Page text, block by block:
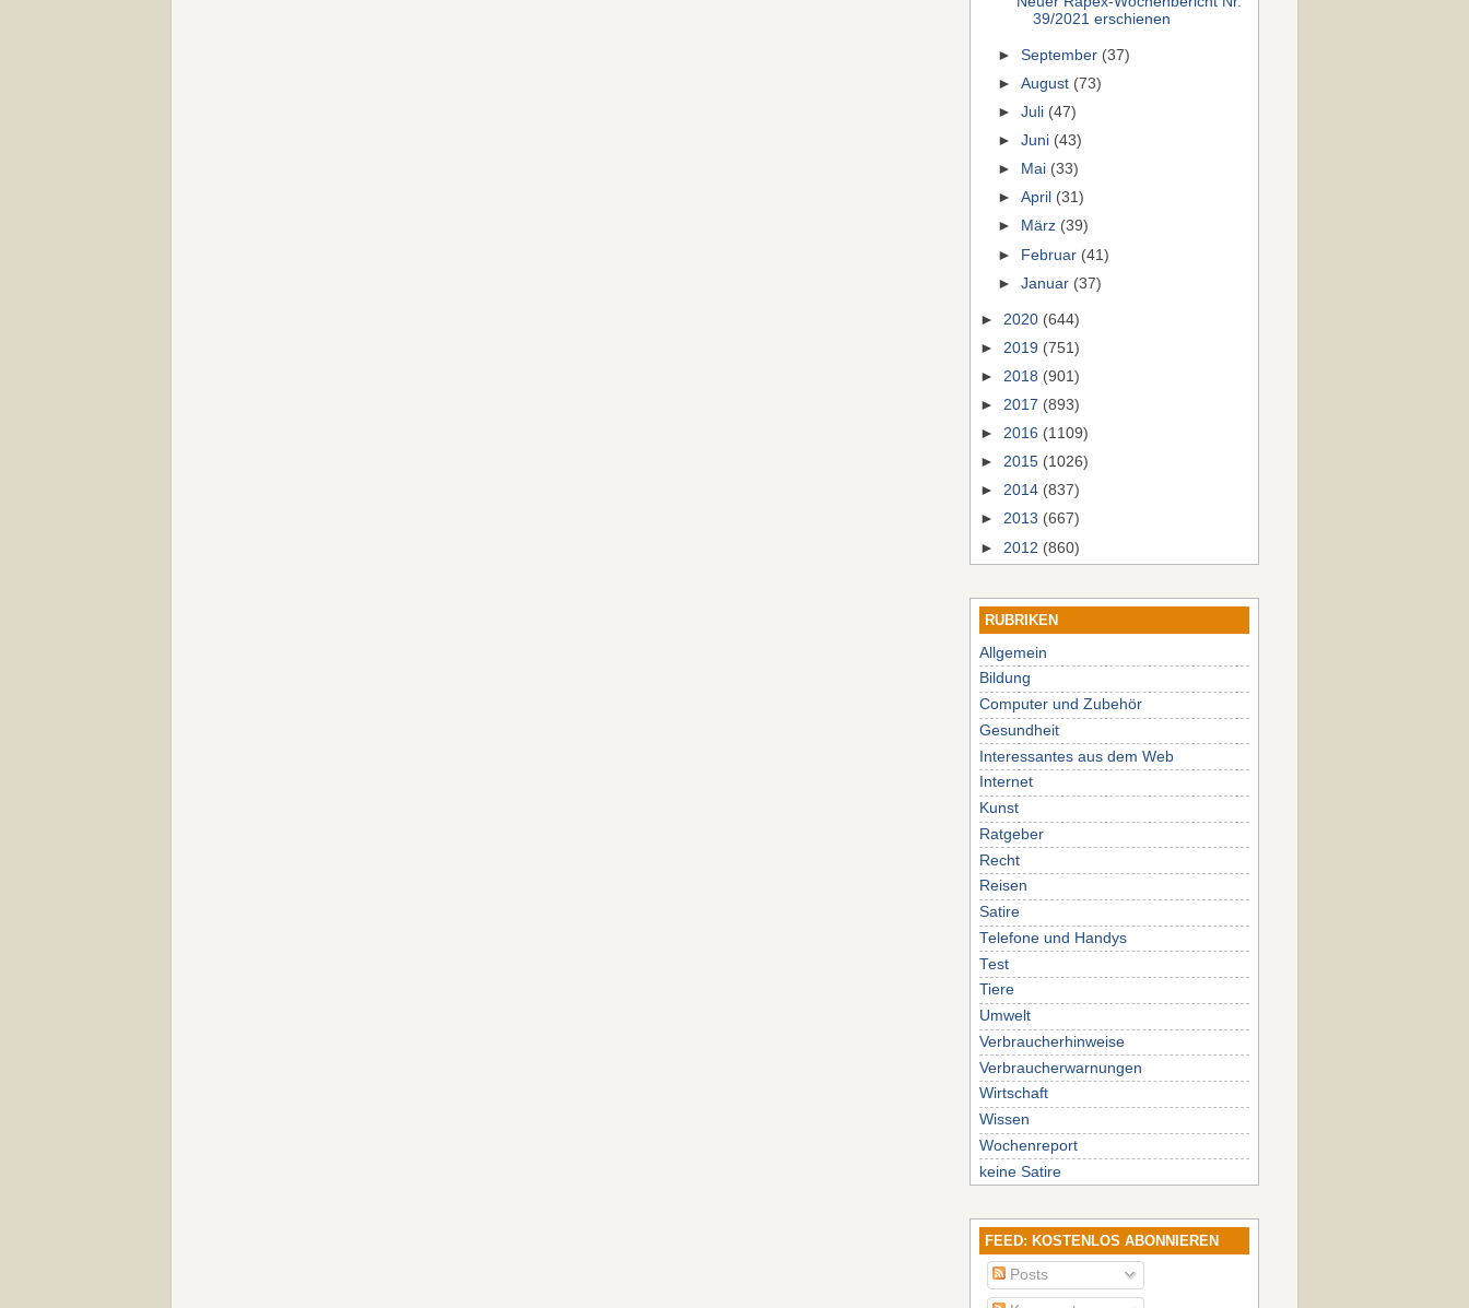
39/2021 erschienen
►September (37)
►August (73)
►Juli (47)
►Juni (43)
►
Mai (33)
►April (31)
►
März (39)
► Februar (41)
►Januar (37)
► 2020 (644)
► 2019 (751)
► 2018 (901)
► 2017 (893)
► 2016 (1109)
► 2015 (1026)
► 2014 (837)
► 2013 (667)
► 2012 (860)
RUBRIKEN
Allgemein
Bildung
Computer und Zubehör
Gesundheit
Interessantes aus dem Web
Internet
Kunst
Ratgeber
Recht
Reisen
Satire
Telefone und Handys
Test
Tiere
Umwelt
Verbraucherhinweise
Verbraucherwarnungen
Wirtschaft
Wissen
Wochenreport
keine Satire
FEED: KOSTENLOS ABONNIEREN
Posts